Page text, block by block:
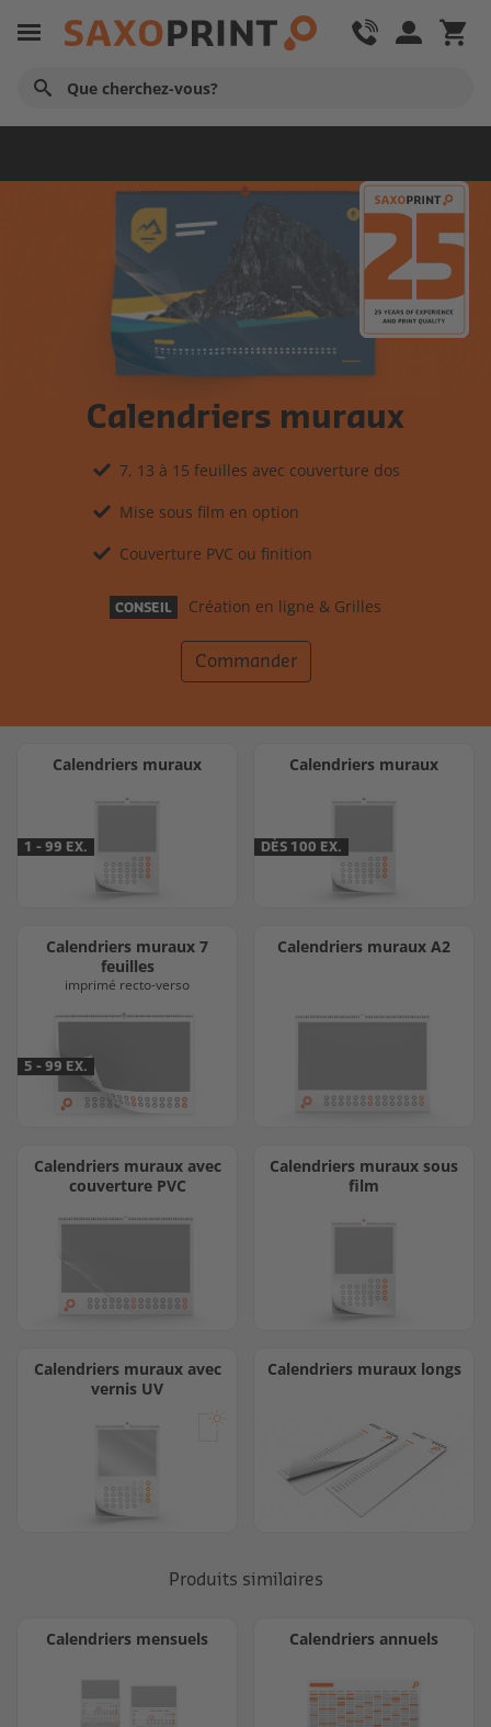
Calendriers muraux
7, 13 à 15 feuilles avec couverture dos
Mise sous film en option
Couverture PVC ou finition
CONSEIL Création en ligne & Grilles
Commander
Calendriers muraux
1 - 99 EX.
Calendriers muraux
DÈS 100 EX.
Calendriers muraux 7
feuilles
imprimé recto-verso
5 - 99 EX.
Calendriers muraux A2
Calendriers muraux avec
couverture PVC
Calendriers muraux sous
film
Calendriers muraux avec
vernis UV
Calendriers muraux longs
Produits similaires
Calendriers mensuels Calendriers annuels